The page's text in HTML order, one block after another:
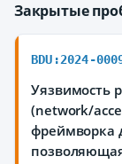
Закрытые
BDU:2024-
Уязвимость
(network/
фреймворка